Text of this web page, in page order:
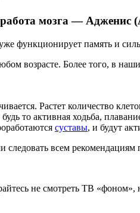
мозга — Адженис
функционирует память и
возрасте. Более того, в
Растет количество
то активная ходьба,
суставы, и будут
следовать всем рекомендациям
не смотреть ТВ «фоном»,